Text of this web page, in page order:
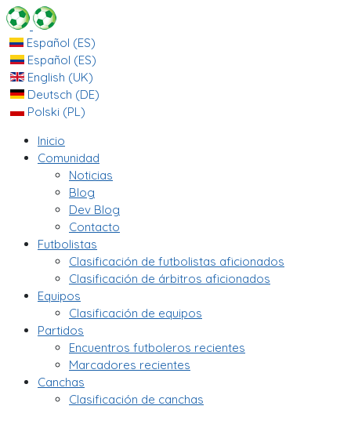
Español (ES)
Español (ES)
English (UK)
Deutsch (DE)
Polski (PL)
Inicio
Comunidad
Noticias
Blog
Dev Blog
Contacto
Futbolistas
Clasificación de futbolistas aficionados
Clasificación de árbitros aficionados
Equipos
Clasificación de equipos
Partidos
Encuentros futboleros recientes
Marcadores recientes
Canchas
Clasificación de canchas